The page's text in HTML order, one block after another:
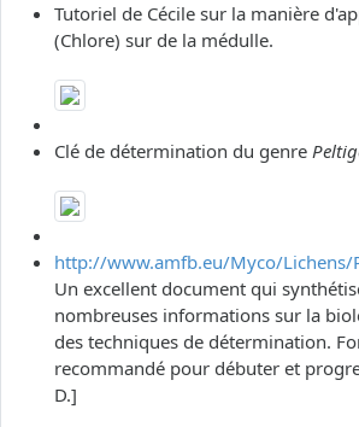
Tutoriel de Cécile sur la manière
(Chlore) sur de la médulle.
Clé de détermination du genre
http://www.amfb.eu/Myco/Lichens/
Un excellent document qui
nombreuses informations sur la
des techniques de détermination.
recommandé pour débuter et
D.]